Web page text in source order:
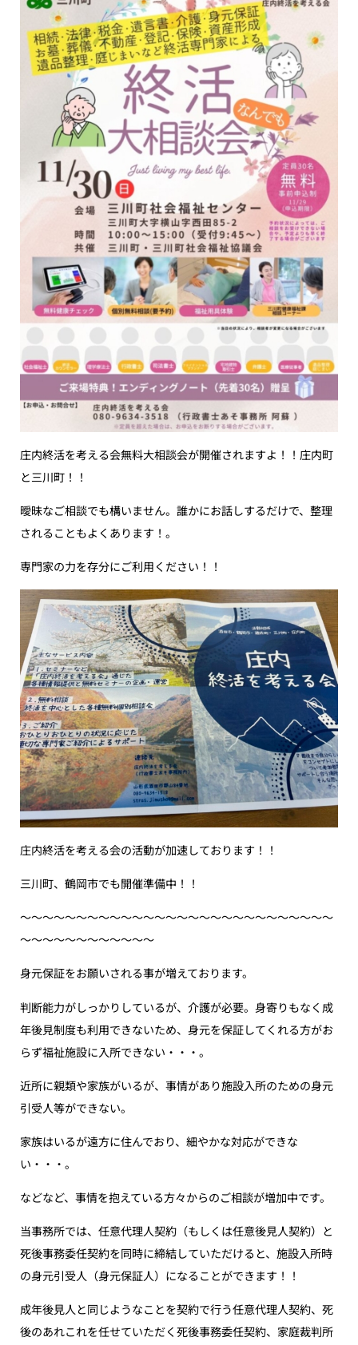
庄内終活を考える会無料大相談会が開催されますよ！！庄内町
と三川町！！
曖昧なご相談でも構いません。誰かにお話しするだけで、整理
されることもよくあります！。
専門家の力を存分にご利用ください！！
庄内終活を考える会の活動が加速しております！！
三川町、鶴岡市でも開催準備中！！
〜〜〜〜〜〜〜〜〜〜〜〜〜〜〜〜〜〜〜〜〜〜〜〜〜〜〜〜
〜〜〜〜〜〜〜〜〜〜〜〜
身元保証をお願いされる事が増えております。
判断能力がしっかりしているが、介護が必要。身寄りもなく成
年後見制度も利用できないため、身元を保証してくれる方がお
らず福祉施設に入所できない・・・。
近所に親類や家族がいるが、事情があり施設入所のための身元
引受人等ができない。
家族はいるが遠方に住んでおり、細やかな対応ができな
い・・・。
などなど、事情を抱えている方々からのご相談が増加中です。
当事務所では、任意代理人契約（もしくは任意後見人契約）と
死後事務委任契約を同時に締結していただけると、施設入所時
の身元引受人（身元保証人）になることができます！！
成年後見人と同じようなことを契約で行う任意代理人契約、死
後のあれこれを任せていただく死後事務委任契約、家庭裁判所